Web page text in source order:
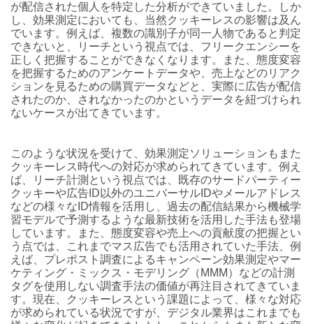
が配信された個人を特定した分析ができていました。しか
し、効果測定においても、当然クッキーレスの影響は及ん
でいます。例えば、複数の識別子が同一人物であると判定
できないと、リーチという視点では、フリークエンシーを
正しく把握することができなくなります。また、態度変容
を把握するためのアンケートデータや、売上などのリアク
ションを見るための購買データなどと、実際に広告が配信
されたのか、されなかったのかというデータを紐づけられ
ないケースが出てきています。
このような状況を受けて、効果測定ソリューションもまた
クッキーレス時代への対応が求められてきています。例え
ば、リーチ計測という視点では、既存のサードパーティー
クッキーや広告ID以外のユニバーサルIDやメールアドレス
などの様々なID情報を活用し、過去の配信結果から機械学
習モデルで予測するような最新技術を活用した手法も登場
しています。また、態度変容や売上への貢献度の把握とい
う点では、これまでマス広告でも活用されていた手法、例
えば、プレポスト調査によるキャンペーン効果測定やマー
ケティング・ミックス・モデリング（MMM）などの計測
タグを使用しない調査手法の価値が再注目されてきていま
す。現在、クッキーレスという課題によって、様々な対応
が求められている状況ですが、デジタル業界はこれまでも